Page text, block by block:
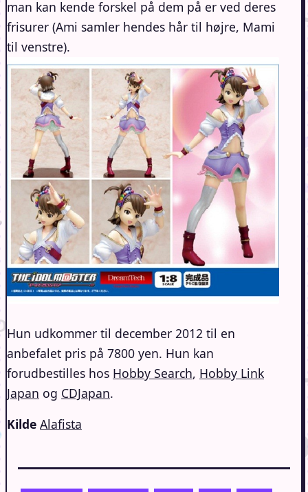
man kan kende forskel på dem på er ved deres
frisurer (Ami samler hendes hår til højre, Mami
til venstre).
Hun udkommer til december 2012 til en
anbefalet pris på 7800 yen. Hun kan
forudbestilles hos Hobby Search, Hobby Link
Japan og CDJapan.
Kilde Alafista